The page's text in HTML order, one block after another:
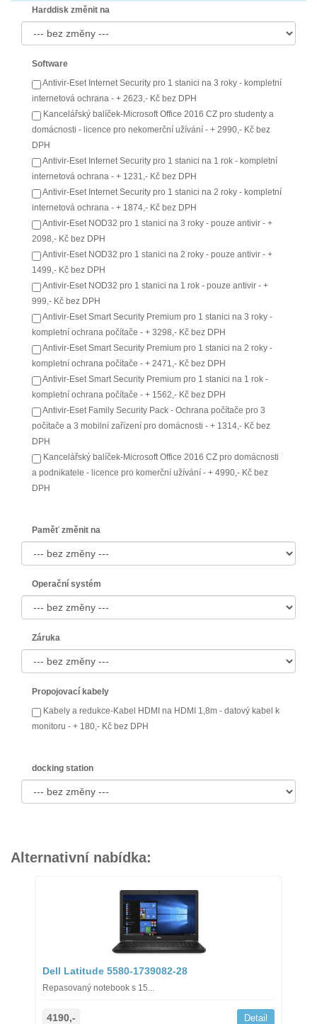
Harddisk změnit na
Software
Antivir-Eset Internet Security pro 1 stanici na 3 roky - kompletní
internetová ochrana - + 2623,- Kč bez DPH
Kancelářský balíček-Microsoft Office 2016 CZ pro studenty a
domácnosti - licence pro nekomerční užívání - + 2990,- Kč bez
DPH
Antivir-Eset Internet Security pro 1 stanici na 1 rok - kompletní
internetová ochrana - + 1231,- Kč bez DPH
Antivir-Eset Internet Security pro 1 stanici na 2 roky - kompletní
internetová ochrana - + 1874,- Kč bez DPH
Antivir-Eset NOD32 pro 1 stanici na 3 roky - pouze antivir - +
2098,- Kč bez DPH
Antivir-Eset NOD32 pro 1 stanici na 2 roky - pouze antivir - +
1499,- Kč bez DPH
Antivir-Eset NOD32 pro 1 stanici na 1 rok - pouze antivir - +
999,- Kč bez DPH
Antivir-Eset Smart Security Premium pro 1 stanici na 3 roky -
kompletní ochrana počítače - + 3298,- Kč bez DPH
Antivir-Eset Smart Security Premium pro 1 stanici na 2 roky -
kompletní ochrana počítače - + 2471,- Kč bez DPH
Antivir-Eset Smart Security Premium pro 1 stanici na 1 rok -
kompletní ochrana počítače - + 1562,- Kč bez DPH
Antivir-Eset Family Security Pack - Ochrana počítače pro 3
počítače a 3 mobilní zařízení pro domácnosti - + 1314,- Kč bez
DPH
Kancelářský balíček-Microsoft Office 2016 CZ pro domácnosti
a podnikatele - licence pro komerční užívání - + 4990,- Kč bez
DPH
Paměť změnit na
Operační systém
Záruka
Propojovací kabely
Kabely a redukce-Kabel HDMI na HDMI 1,8m - datový kabel k
monitoru - + 180,- Kč bez DPH
docking station
Alternativní nabídka:
Dell Latitude 5580-1739082-28
Repasovaný notebook s 15...
4190,- Detail